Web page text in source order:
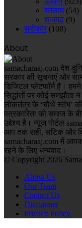
रतलाम(54)
राजगढ़ (9)
सरोकार (108)
About
samacharaaj.com देश-
सरकार की सूचनाएं और
डिजिटल प्लेटफॉर्म है। हमने
सिद्धांतों पर कोई समझौता
लोकतंत्र के ‘चौथे स्तंभ’
पत्रकारिता को समाज के
उद्देश्य है। न्यूज पोर्टल
आप तक सही, सटिक और
samacharaaj.com में
रहने के लिए धन्‍यवाद।
© Copyright 2026
About Us
Our Team
Contact Us
Disclaimer
Privacy Policy